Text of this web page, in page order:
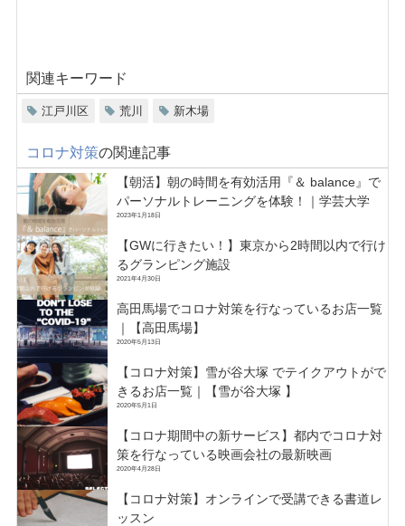
関連キーワード
江戸川区 荒川 新木場
コロナ対策の関連記事
【朝活】朝の時間を有効活用『＆ balance』で
パーソナルトレーニングを体験！｜学芸大学
2023年1月18日
【GWに行きたい！】東京から2時間以内で行け
るグランピング施設
2021年4月30日
高田馬場でコロナ対策を行なっているお店一覧
｜【高田馬場】
2020年5月13日
【コロナ対策】雪が谷大塚 でテイクアウトがで
きるお店一覧｜【雪が谷大塚 】
2020年5月1日
【コロナ期間中の新サービス】都内でコロナ対
策を行なっている映画会社の最新映画
2020年4月28日
【コロナ対策】オンラインで受講できる書道レ
ッスン